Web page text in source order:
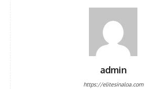
admin
https://elitesinaloa.com